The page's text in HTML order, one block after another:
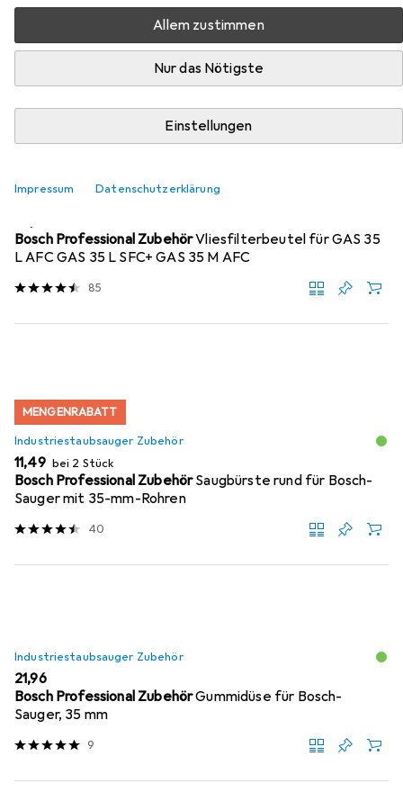
Allem zustimmen
Nur das Nötigste
Einstellungen
Impressum Datenschutzerklärung
Hier findest du passendes Zubehör zum Produkt Bosch
Professional Nass-/Trockensauger GAS 35 M AFC aus der
Kategorie Industriestaubsauger Zubehör.
Relevanz
Bosch Professional ZubehörVliesfilterbeutel für GAS 35
L AFC GAS 35 L SFC+ GAS 35 M AFC
85
MENGENRABATT
Industriestaubsauger Zubehör
EUR
11,49 bei 2 Stück
Bosch Professional ZubehörSaugbürste rund für Bosch-
Sauger mit 35-mm-Rohren
40
Industriestaubsauger Zubehör
EUR
21,96
Bosch Professional ZubehörGummidüse für Bosch-
Sauger, 35 mm
9